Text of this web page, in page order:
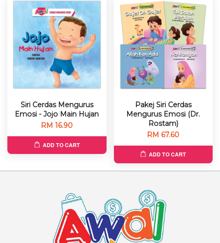
Siri Cerdas Mengurus
Emosi - Jojo Main Hujan
RM 16.90
ADD TO CART
Pakej Siri Cerdas
Mengurus Emosi (Dr.
Rostam)
RM 67.60
ADD TO CART